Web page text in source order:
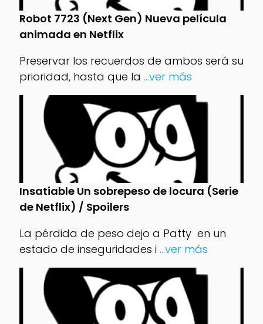
Robot 7723 (Next Gen) Nueva película
animada en Netflix
Preservar los recuerdos de ambos será su
prioridad, hasta que la ...ver más
Insatiable Un sobrepeso de locura (Serie
de Netflix) / Spoilers
La pérdida de peso dejo a Patty en un
estado de inseguridades i ...ver más